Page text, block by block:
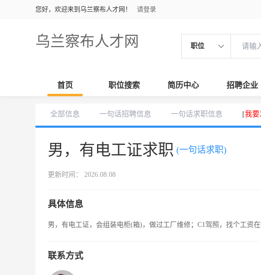
您好，欢迎来到乌兰察布人才网！ 请登录
乌兰察布人才网 职位
首页 职位搜索 简历中心 招聘企业
全部信息 一句话招聘信息 一句话求职信息 [我要
男，有电工证求职 (一句话求职)
更新时间： 2026.08.08
具体信息
男，有电工证，会组装电柜(箱)，做过工厂维修；C1驾照，找个工资
联系方式